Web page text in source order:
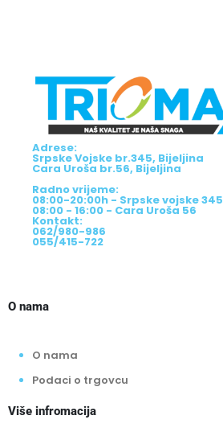
Adrese:
Srpske Vojske br.345, Bijeljina
Cara Uroša br.56, Bijeljina
Radno vrijeme:
08:00-20:00h - Srpske vojske 345
08:00 - 16:00 - Cara Uroša 56
Kontakt:
062/980-986
055/415-722
O nama
O nama
Podaci o trgovcu
Više infromacija